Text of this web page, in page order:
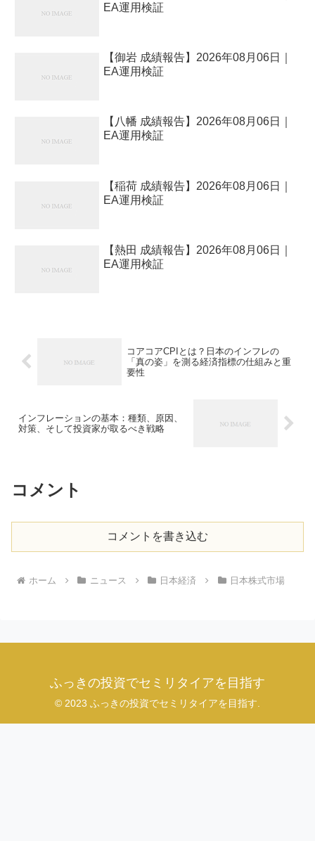
EA運用検証
【御岩 成績報告】2026年08月06日｜
EA運用検証
【八幡 成績報告】2026年08月06日｜
EA運用検証
【稲荷 成績報告】2026年08月06日｜
EA運用検証
【熱田 成績報告】2026年08月06日｜
EA運用検証
コアコアCPIとは？日本のインフレの
「真の姿」を測る経済指標の仕組みと重
要性
インフレーションの基本：種類、原因、
対策、そして投資家が取るべき戦略
コメント
コメントを書き込む
ホーム ニュース 日本経済 日本株式市場
ふっきの投資でセミリタイアを目指す
© 2023 ふっきの投資でセミリタイアを目指す.